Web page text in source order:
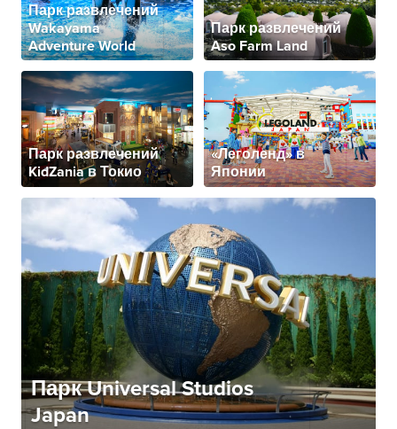
Парк развлечений
Wakayama
Adventure World
Парк развлечений
Aso Farm Land
Парк развлечений
KidZania в Токио
«Леголенд» в
Японии
Парк Universal Studios
Japan